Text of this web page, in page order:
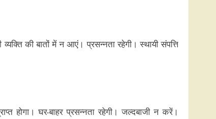
की बातों में न आएं। प्रसन्नता रहेगी। स्थायी संपत्ति
होगा। घर-बाहर प्रसन्नता रहेगी। जल्दबाजी न करें।